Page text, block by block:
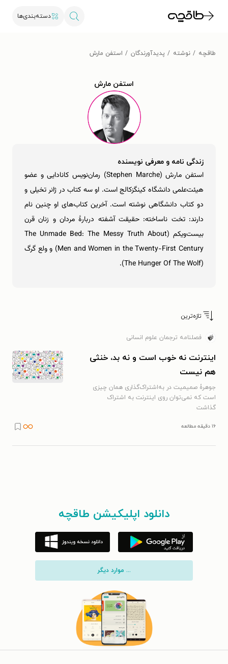
دسته‌بندی‌ها
طاقچه نوشته پدیدآورندگان استفن مارش
استفن مارش
زندگی نامه و معرفی نویسنده
استفن مارش (Stephen Marche) رمان‌نویس کانادایی و عضو
هیئت‌علمی دانشگاه کینگزکالج است. او سه کتاب در ژانر تخیلی و
دو کتاب دانشگاهی نوشته است. آخرین کتاب‌های او چنین نام
دارند: تخت ناساخته: حقیقت آشفته دربارۀ‌ مردان و زنان قرن
بیست‌ویکم (The Unmade Bed: The Messy Truth About
Men and Women in the Twenty-First Century) و ولع گرگ
(The Hunger Of The Wolf).
تازه‌ترین
فصلنامه ترجمان علوم انسانی
اینترنت نه خوب است و نه بد، خنثی
هم نیست
جوهرۀ صمیمیت در به‌اشتراک‌گذاری همان چیزی
است که نمی‌توان روی اینترنت به اشتراک
گذاشت
۱۶ دقیقه مطالعه
دانلود اپلیکیشن طاقچه
... موارد دیگر